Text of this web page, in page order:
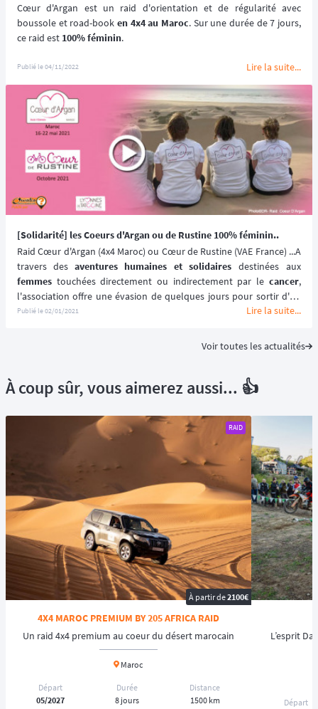
Cœur d'Argan est un raid d'orientation et de régularité avec
boussole et road-book en 4x4 au Maroc. Sur une durée de 7 jours,
ce raid est 100% féminin.
Le raid est accessible à toutes
, quel que soit l’âge, avec ou sans
expérience de conduite de 4x4. Seuls comptent la détermination,
l’esprit d’équipe et de partage.
Publié le04/11/2022 Lire la suite...
[Solidarité] les Coeurs d'Argan ou de Rustine 100% féminin..
Raid Cœur d'Argan (4x4 Maroc) ou Cœur de Rustine (VAE France) ...A
travers des aventures humaines et solidaires destinées aux
femmes touchées directement ou indirectement par le cancer,
l'association offre une évasion de quelques jours pour sortir d'un
quotidien de soin et participer activement à la cause du cancer et
Publié le02/01/2021 Lire la suite...
Voir toutes les actualités
À coup sûr, vous aimerez aussi... 👍
RAID
À partir de2100€
4X4 MAROC PREMIUM BY 205 AFRICA RAID
Un raid 4x4 premium au coeur du désert marocain
Maroc
Départ
05/2027
Durée
8 jours
Distance
1500 km
L’esprit
Départ